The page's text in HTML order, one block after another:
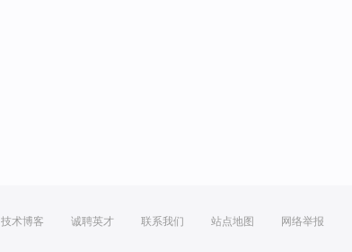
技术博客 诚聘英才 联系我们 站点地图 网络举报